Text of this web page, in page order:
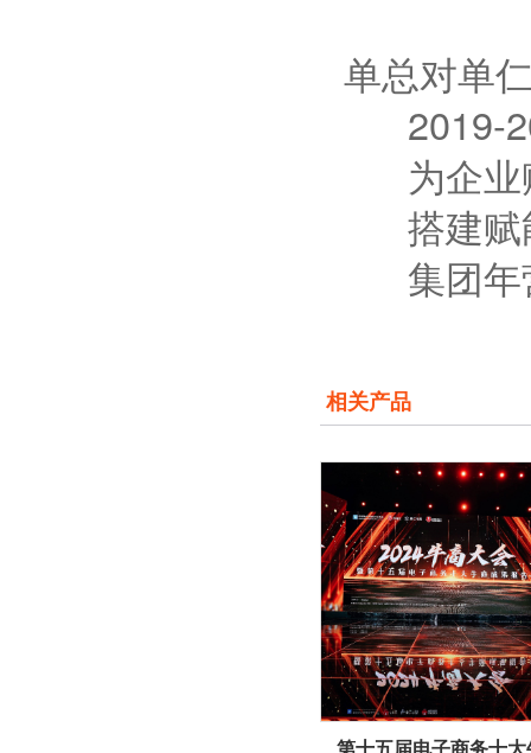
单总对单
2019-
为企业
搭建赋
集团年
相关产品